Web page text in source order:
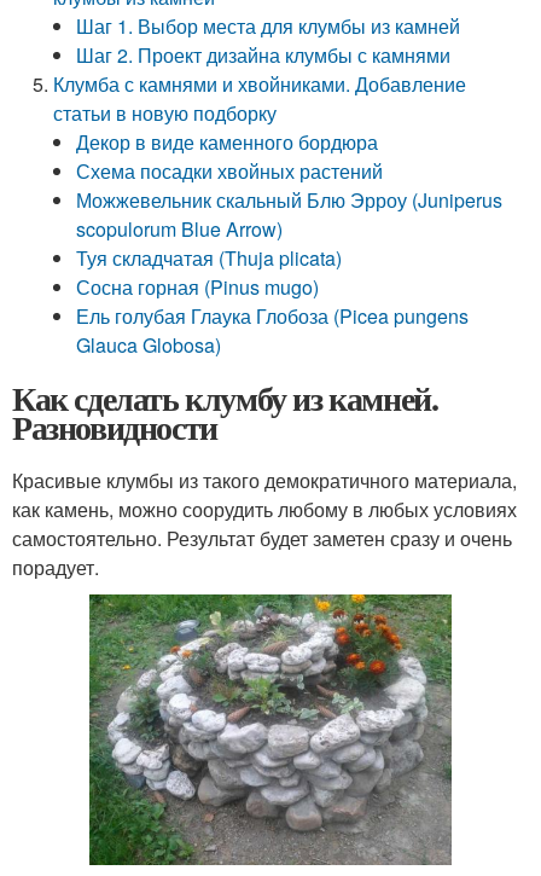
Шаг 1. Выбор места для клумбы из камней
Шаг 2. Проект дизайна клумбы с камнями
Клумба с камнями и хвойниками. Добавление
статьи в новую подборку
Декор в виде каменного бордюра
Схема посадки хвойных растений
Можжевельник скальный Блю Эрроу (Juniperus
scopulorum Blue Arrow)
Туя складчатая (Thuja plicata)
Сосна горная (Pinus mugo)
Ель голубая Глаука Глобоза (Picea pungens
Glauca Globosa)
Как сделать клумбу из камней.
Разновидности
Красивые клумбы из такого демократичного материала,
как камень, можно соорудить любому в любых условиях
самостоятельно. Результат будет заметен сразу и очень
порадует.